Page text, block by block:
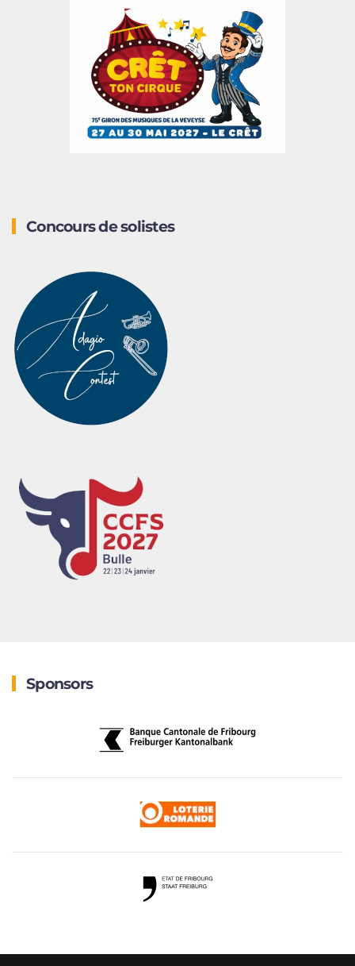
Concours de solistes
Sponsors